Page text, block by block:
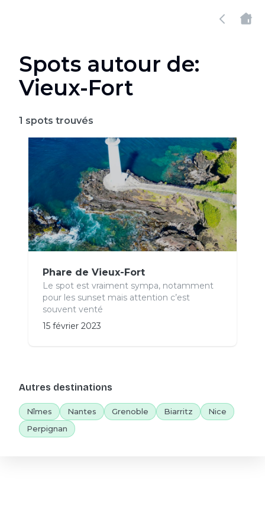
Spots autour de:
Vieux-Fort
1 spots trouvés
Phare de Vieux-Fort
Le spot est vraiment sympa, notamment
pour les sunset mais attention c’est
souvent venté
15 février 2023
Autres destinations
Nîmes Nantes Grenoble Biarritz
Nice
Perpignan